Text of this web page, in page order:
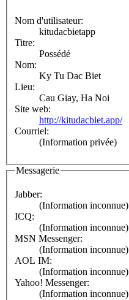
Nom d'utilisateur:
kitudacbietapp
Titre:
Possédé
Nom:
Ky Tu Dac Biet
Lieu:
Cau Giay, Ha Noi
Site web:
http://kitudacbiet.app/
Courriel:
(Information privée)
Messagerie
Jabber:
(Information inconnue)
ICQ:
(Information inconnue)
MSN Messenger:
(Information inconnue)
AOL IM:
(Information inconnue)
Yahoo! Messenger:
(Information inconnue)